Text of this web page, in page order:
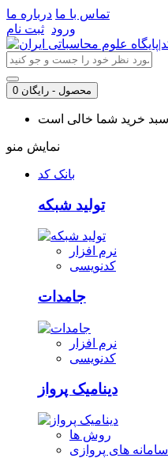
تماس با ما درباره ما
ورود ثبت نام
0 محصول - رایگان
نمایش منو
بانک کد
تولید شبکه
نرم افزار
کدنویسی
جامدات
نرم افزار
کدنویسی
دینامیک پرواز
روش ها
سامانه های پروازی